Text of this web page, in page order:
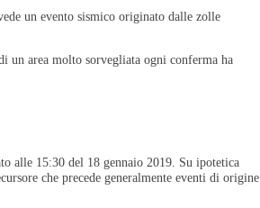
un evento sismico originato dalle zolle
un area molto sorvegliata ogni conferma ha
alle 15:30 del 18 gennaio 2019. Su ipotetica
che precede generalmente eventi di origine